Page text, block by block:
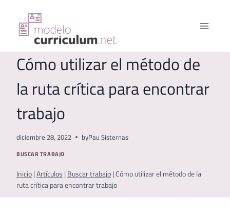
contenido
Cómo utilizar el método de
la ruta crítica para encontrar
trabajo
diciembre 28, 2022 byPau Sisternas
BUSCAR TRABAJO
Inicio | Artículos | Buscar trabajo | Cómo utilizar el método de la
ruta crítica para encontrar trabajo